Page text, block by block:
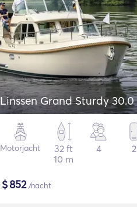
Linssen Grand Sturdy 30.0
Motorjacht
32 ft
10 m
4 2
$852/nacht